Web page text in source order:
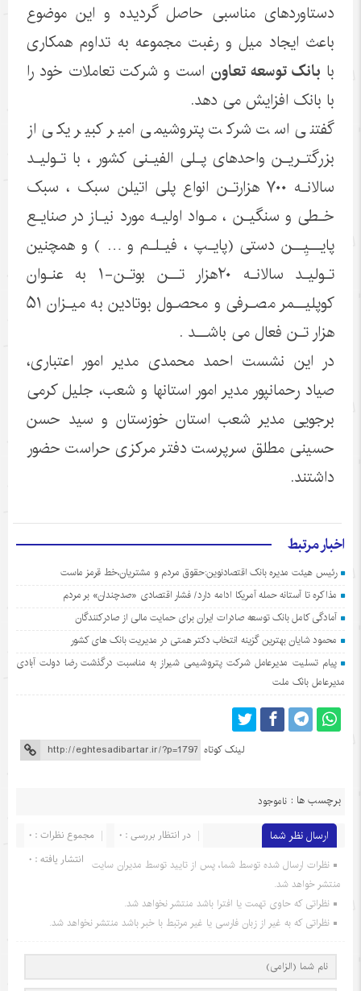
دستاوردهای مناسبی حاصل گردیده و این موضوع
باعث ایجاد میل و رغبت مجموعه به تداوم همکاری
با بانک توسعه تعاون است و شرکت تعاملات خود را
با بانک افزایش می دهد.
گفتنی است شرکت پتروشیمی امیر کبیر یکی از
بزرگتـریـن واحدهای پـلی الفیـنی کشور ، با تـولیـد
سالانـه ۷۰۰ هزارتـن انواع پلی اتیلن سبک ، سبک
خـطی و سنگیـن ، مـواد اولیـه مورد نیـاز در صنایـع
پایــیِــن دستی (پایـپ ، فیـلـم و … ) و همچنین
تـولیـد سالانـه ۲۰هزار تــن بوتـن-۱ به عنـوان
کوپلیــمر مصـرفی و محصـول بوتادین به میـزان ۵۱
هزار تـن فعال می باشــد .
در این نشست احمد محمدی مدیر امور اعتباری،
صیاد رحمانپور مدیر امور استانها و شعب، جلیل کرمی
برجویی مدیر شعب استان خوزستان و سید حسن
حسینی مطلق سرپرست دفتر مرکزی حراست حضور
داشتند.
اخبار مرتبط
رئیس هیئت مدیره بانک اقتصادنوین:حقوق مردم و مشتریان،خط قرمز ماست
مذاکره تا آستانه حمله آمریکا ادامه دارد/ فشار اقتصادی «صدچندان» بر مردم
آمادگی کامل بانک توسعه صادرات ایران برای حمایت مالی از صادرکنندگان
محمود شایان بهترین گزینه انتخاب دکتر همتی در مدیریت بانک های کشور
پیام تسلیت مدیرعامل شرکت پتروشیمی شیراز به مناسبت درگذشت رضا دولت آبادی
مدیرعامل بانک ملت
لینک کوتاه
برچسب ها : ناموجود
ارسال نظر شما مجموع نظرات : 0
در انتظار بررسی : 0
انتشار یافته : 0 نظرات ارسال شده توسط شما، پس از تایید توسط مدیران سایت
منتشر خواهد شد.
نظراتی که حاوی تهمت یا افترا باشد منتشر نخواهد شد.
نظراتی که به غیر از زبان فارسی یا غیر مرتبط با خبر باشد منتشر نخواهد شد.